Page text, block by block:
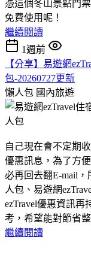
憑這個冬山景點門
免費使用呢！
繼續閱讀
1週前
【分享】易遊網
包-20260727更新
懶人包 國內旅遊
自己現在會不定期
優惠訊息，為了方
必再回去翻E-mail，
人包、易遊網
ezTravel優惠資訊
考，希望能對節省
繼續閱讀